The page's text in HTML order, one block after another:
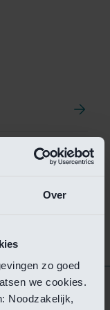
Over
zo goed
we cookies.
Noodzakelijk,